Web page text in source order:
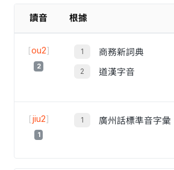
讀音 根據
[ou2]
2
商務新詞典
道漢字音
[jiu2]
1
廣州話標準音字彙